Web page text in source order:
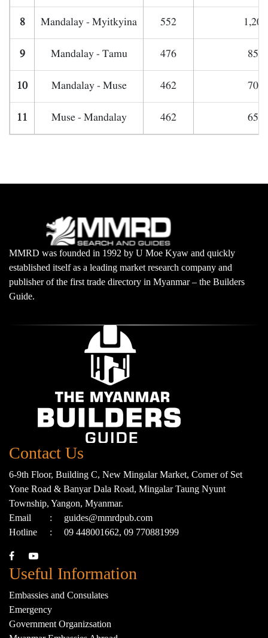
8 Mandalay - Myitkyina 552
9 Mandalay - Tamu 476
10 Mandalay - Muse 462
11 Muse - Mandalay 462
MMRD was founded in 1992 by U Moe Kyaw and quickly
established itself as a leading market research company and
publisher of the first trade directory in Myanmar – the Builders
Guide.
Contact Us
6-9th Floor, Building C, New Mingalar Market, Corner of Set
Yone Road & Banyar Dala Road, Mingalar Taung Nyunt
Township, Yangon, Myanmar.
Email
:
guides@mmrdpub.com
Hotline
: 09 448001662, 09 770881999
Useful Information
Embassies and Consulates
Emergency
Government Organizsation